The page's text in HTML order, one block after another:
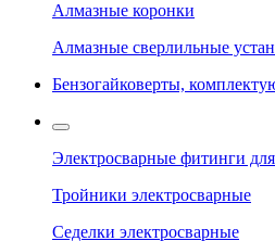
Алмазные коронки
Алмазные сверлильные
Бензогайковерты,
Электросварные фитинги
Тройники электросварные
Седелки электросварные